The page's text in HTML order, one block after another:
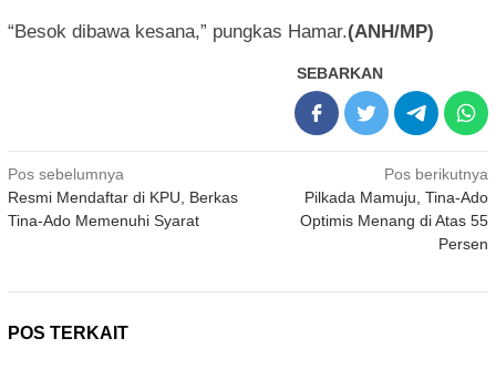
“Besok dibawa kesana,” pungkas Hamar.(ANH/MP)
SEBARKAN
Navigasi
pos
Pos sebelumnya
Resmi Mendaftar di KPU, Berkas
Tina-Ado Memenuhi Syarat
Pos berikutnya
Pilkada Mamuju, Tina-Ado
Optimis Menang di Atas 55
Persen
POS TERKAIT